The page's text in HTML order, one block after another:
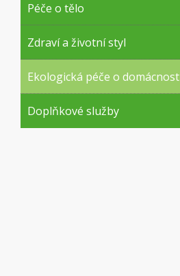
Péče o tělo
Zdraví a životní styl
Ekologická péče o domácnost
Doplňkové služby